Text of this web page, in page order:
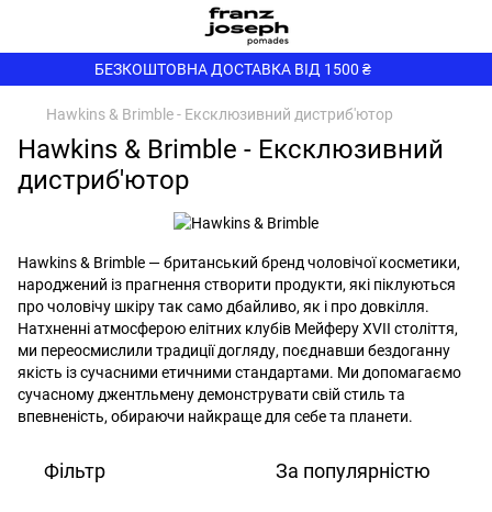
БЕЗКОШТОВНА ДОСТАВКА ВІД 1500 ₴
Hawkins & Brimble - Ексклюзивний дистриб'ютор
Hawkins & Brimble - Ексклюзивний
дистриб'ютор
Hawkins & Brimble — британський бренд чоловічої косметики,
народжений із прагнення створити продукти, які піклуються
про чоловічу шкіру так само дбайливо, як і про довкілля.
Натхненні атмосферою елітних клубів Мейферу XVII століття,
ми переосмислили традиції догляду, поєднавши бездоганну
якість із сучасними етичними стандартами. Ми допомагаємо
сучасному джентльмену демонструвати свій стиль та
впевненість, обираючи найкраще для себе та планети.
Фільтр За популярністю